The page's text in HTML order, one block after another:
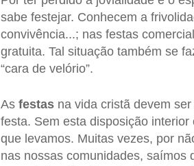
sabe festejar. Conhecem a
convivência...; nas festas
gratuita. Tal situação também se
“cara de velório”.
As festasna vida cristã devem
festa. Sem esta disposição
que levamos. Muitas vezes, por
nas nossas comunidades, saímos